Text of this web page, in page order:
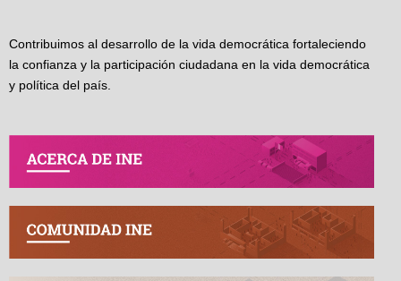
Contribuimos al desarrollo de la vida democrática fortaleciendo
la confianza y la participación ciudadana en la vida democrática
y política del país.